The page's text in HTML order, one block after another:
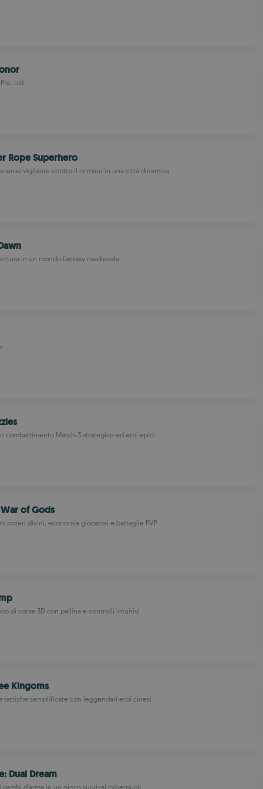
Ltd.
Rope Superhero
eroe vigilante contro il crimine in una città dinamica
in un mondo fantasy medievale
combattimento Match-3 strategico ed eroi epici
War of Gods
poteri divini, economia giocatori e battaglie PVP
di corse 3D con pallina e controlli intuitivi
Kingoms
tattiche semplificate con leggendari eroi cinesi
Dual Dream
cambi d'arma in un gioco survival cyberpunk